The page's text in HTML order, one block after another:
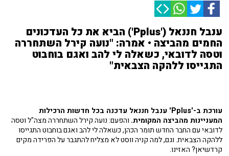
ענבל חננאל ('Pplus') הביא את כל העדכונים
החמים מהביצה • אמרה: "נועה קירל השתחררה
וטסה לדובאי, כשאלה לי להב ואגם בוחבוט
התגייסו ללהקה הצבאית"
עורכת ב-'Pplus' ענבל חננאל עדכנה בכל חדשות הרכילות
המעניינות מהביצה המקומית. והפעם: נועה קירל השתחררה מצה"ל וטסה
לדובאי עם החבר החדש תומר הכהן, כשאלה לי להב ואגם בוחבוט התגייסו
ללהקה הצבאית. וגם, למה קניה ווסט לא מצליח להתגבר על הפרידה מקים
קרדשיאן? האזינו.